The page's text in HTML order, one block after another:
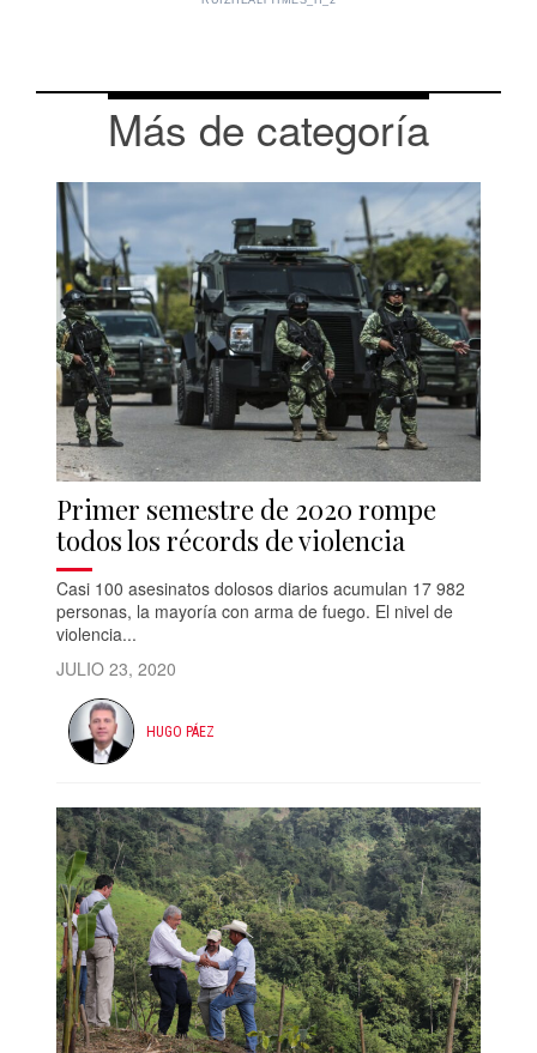
Más de categoría
Primer semestre de 2020 rompe
todos los récords de violencia
Casi 100 asesinatos dolosos diarios acumulan 17 982
personas, la mayoría con arma de fuego. El nivel de
violencia...
JULIO 23, 2020
HUGO PÁEZ